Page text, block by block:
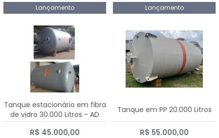
Lançamento Lançamento
Tanque estacionário em fibra
de vidro 30.000 Litros - AD
Fibras
R$ 45.000,00
Tanque em PP 20.000 Litros
R$ 55.000,00